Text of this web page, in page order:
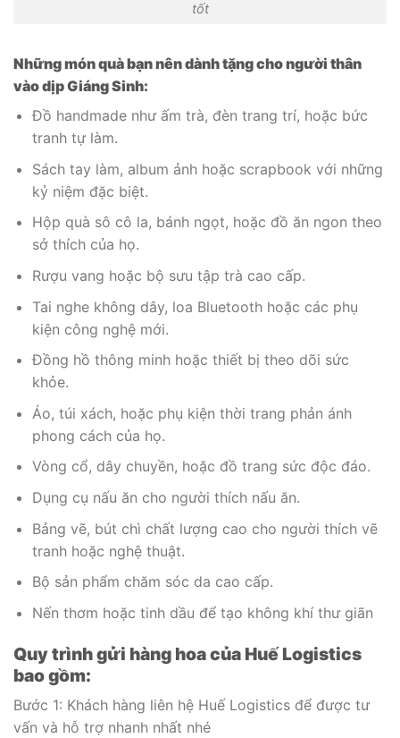
tốt
Những món quà bạn nên dành tặng cho người thân
vào dịp Giáng Sinh:
Đồ handmade như ấm trà, đèn trang trí, hoặc bức
tranh tự làm.
Sách tay làm, album ảnh hoặc scrapbook với những
kỷ niệm đặc biệt.
Hộp quà sô cô la, bánh ngọt, hoặc đồ ăn ngon theo
sở thích của họ.
Rượu vang hoặc bộ sưu tập trà cao cấp.
Tai nghe không dây, loa Bluetooth hoặc các phụ
kiện công nghệ mới.
Đồng hồ thông minh hoặc thiết bị theo dõi sức
khỏe.
Áo, túi xách, hoặc phụ kiện thời trang phản ánh
phong cách của họ.
Vòng cổ, dây chuyền, hoặc đồ trang sức độc đáo.
Dụng cụ nấu ăn cho người thích nấu ăn.
Bảng vẽ, bút chì chất lượng cao cho người thích vẽ
tranh hoặc nghệ thuật.
Bộ sản phẩm chăm sóc da cao cấp.
Nến thơm hoặc tinh dầu để tạo không khí thư giãn
Quy trình gửi hàng hoa của Huế Logistics
bao gồm:
Bước 1: Khách hàng liên hệ Huế Logistics để được tư
vấn và hỗ trợ nhanh nhất nhé